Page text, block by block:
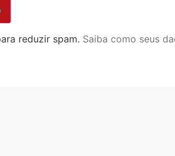
reduzir spam. Saiba como seus